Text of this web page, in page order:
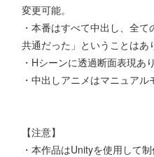
変更可能。
・本番はすべて中出し、全
共通だった」ということはあ
・Hシーンに透過断面表現あ
・中出しアニメはマニュア
【注意】
・本作品はUnityを使用して